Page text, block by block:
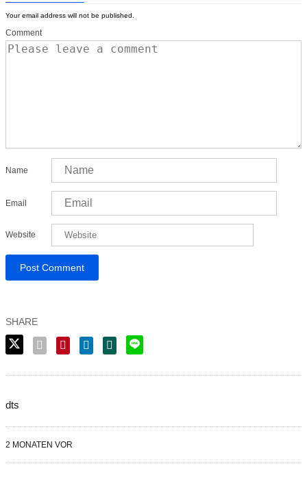
Your email address will not be published.
Comment
Name
Email
Website
dts
2 MONATEN VOR